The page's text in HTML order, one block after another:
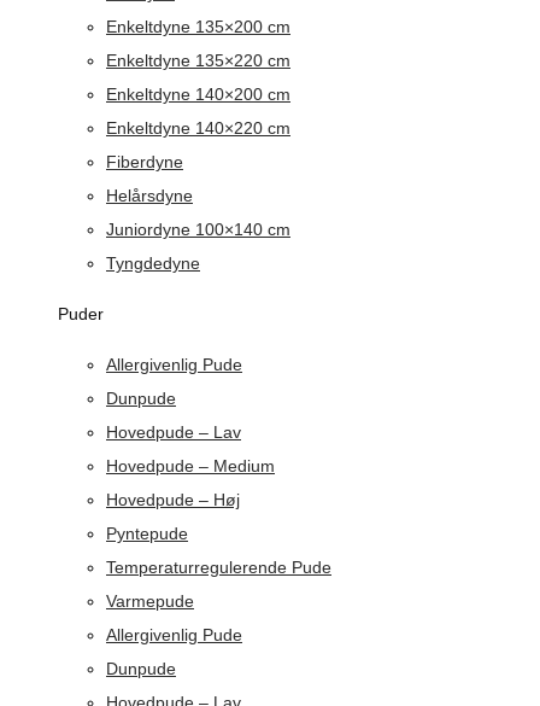
Enkeltdyne 135×200 cm
Enkeltdyne 135×220 cm
Enkeltdyne 140×200 cm
Enkeltdyne 140×220 cm
Fiberdyne
Helårsdyne
Juniordyne 100×140 cm
Tyngdedyne
Puder
Allergivenlig Pude
Dunpude
Hovedpude – Lav
Hovedpude – Medium
Hovedpude – Høj
Pyntepude
Temperaturregulerende Pude
Varmepude
Allergivenlig Pude
Dunpude